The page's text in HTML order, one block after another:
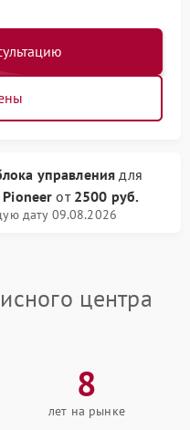
управлениядля
от 2500 руб.
дату 09.08.2026
центра
8
лет на рынке